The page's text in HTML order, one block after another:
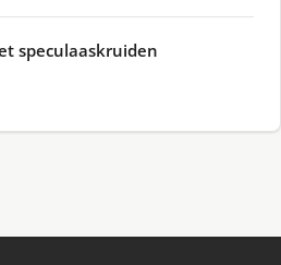
speculaaskruiden